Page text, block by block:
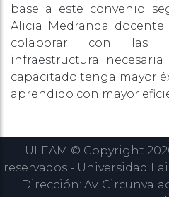
base a este convenio
Alicia Medranda docente
colaborar con las
infraestructura
capacitado tenga mayor
aprendido con mayor
ULEAM © Copyright
reservados - Universidad
Dirección: Av.